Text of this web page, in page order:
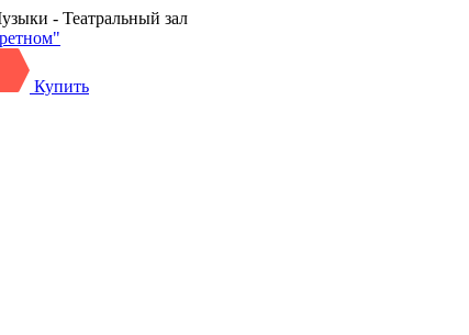
- Театральный зал
Купить